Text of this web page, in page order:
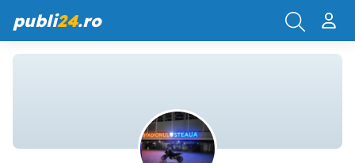
publi24.ro